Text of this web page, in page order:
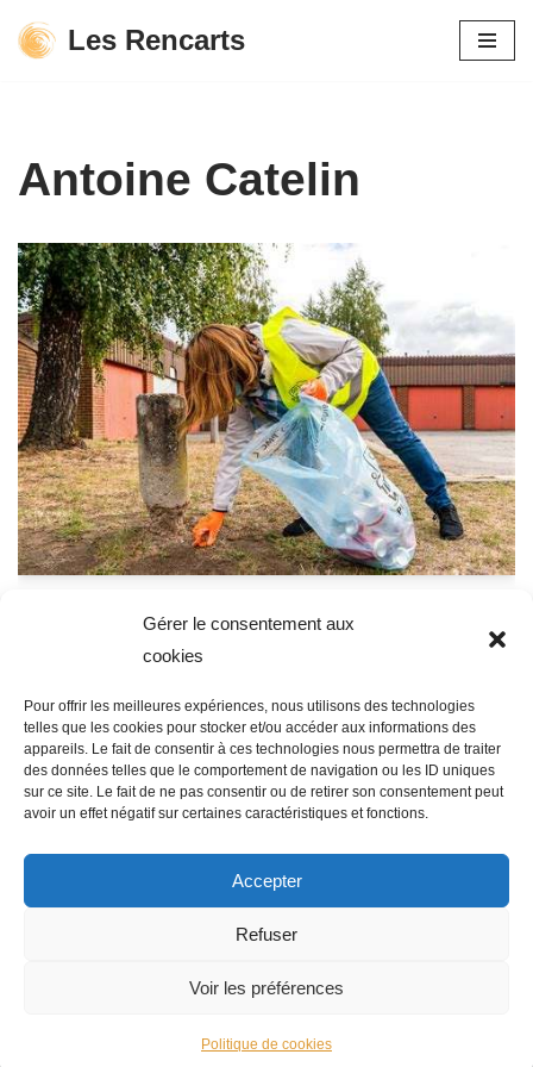
Gérer le consentement aux
cookies
Pour offrir les meilleures expériences, nous utilisons des technologies
telles que les cookies pour stocker et/ou accéder aux informations des
appareils. Le fait de consentir à ces technologies nous permettra de traiter
des données telles que le comportement de navigation ou les ID uniques
sur ce site. Le fait de ne pas consentir ou de retirer son consentement peut
avoir un effet négatif sur certaines caractéristiques et fonctions.
Accepter
Refuser
Voir les préférences
Politique de cookies
Aller
Les Rencarts
Antoine Catelin
Opération « Nature Propre »
Je m’appelle Antoine j’ai 15 ans et je suis un élève de
troisième au collège Notre Dame des Anges à Saint-
Amand les Eaux. En fin d’année scolaire, je dois présenter
un projet que j’aurais réalisé et par la suite faire…
suite »
| Propulsé parWordPress